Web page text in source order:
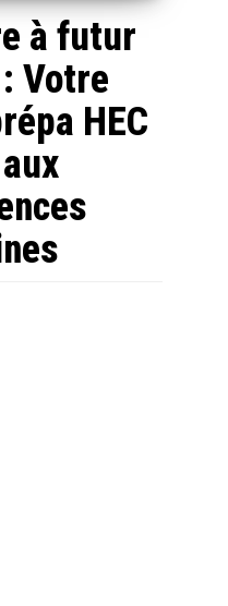
à futur
Votre
HEC